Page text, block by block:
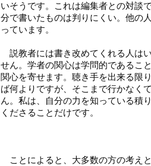
いそうです。これは編集者との対談
分で書いたものは判りにくい。他の
っています。
説教者には書き改めてくれる人は
せん。学者の関心は学問的であるこ
関心を寄せます。聴き手を出来る限
ば何よりですが、そこまで行かなく
ん。私は、自分の力を知っている積
くださることだけです。
ことによると、大多数の方の考え